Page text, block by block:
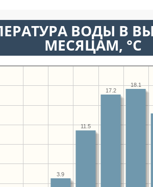
ВОДЫ В
МЕСЯЦАМ, °C
18.1
17.2
11.5
3.9